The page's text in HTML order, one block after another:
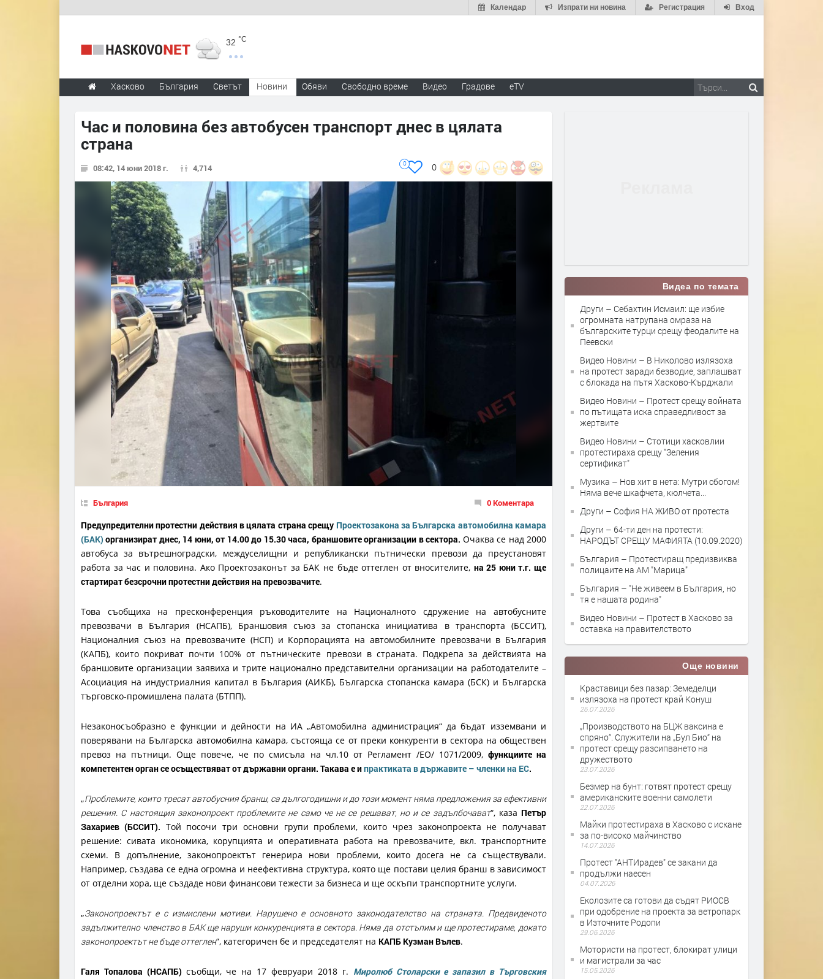
Вход
Регистрация
Изпрати ни новина
Календар
32 °C
Хасково България Светът Новини Обяви Свободно време Видео Градове eTV
Час и половина без автобусен транспорт днес в цялата
страна
08:42, 14 юни 2018 г. 4,714 0
0
България 0 Коментара
Предупредителни протестни действия в цялата страна срещу Проектозакона за Българска автомобилна камара
(БАК) организират днес, 14 юни, от 14.00 до 15.30 часа, браншовите организации в сектора. Очаква се над 2000
автобуса за вътрешноградски, междуселищни и републикански пътнически превози да преустановят
работа за час и половина. Ако Проектозаконът за БАК не бъде оттеглен от вносителите, на 25 юни т.г. ще
стартират безсрочни протестни действия на превозвачите.
Това съобщиха на пресконференция ръководителите на Националното сдружение на автобусните
превозвачи в България (НСАПБ), Браншовия съюз за стопанска инициатива в транспорта (БССИТ),
Националния съюз на превозвачите (НСП) и Корпорацията на автомобилните превозвачи в България
(КАПБ), които покриват почти 100% от пътническите превози в страната. Подкрепа за действията на
браншовите организации заявиха и трите национално представителни организации на работодателите –
Асоциация на индустриалния капитал в България (АИКБ), Българска стопанска камара (БСК) и Българска
търговско-промишлена палата (БТПП).
Незаконосъобразно е функции и дейности на ИА „Автомобилна администрация“ да бъдат изземвани и
поверявани на Българска автомобилна камара, състояща се от преки конкуренти в сектора на обществен
превоз на пътници. Още повече, че по смисъла на чл.10 от Регламент /ЕО/ 1071/2009, функциите на
компетентен орган се осъществяват от държавни органи. Такава е ипрактиката в държавите – членки на ЕС.
„Проблемите, които тресат автобусния бранш, са дългогодишни и до този момент няма предложения за ефективни
решения. С настоящия законопроект проблемите не само че не се решават, но и се задълбочават“, каза Петър
Захариев (БССИТ). Той посочи три основни групи проблеми, които чрез законопроекта не получават
решение: сивата икономика, корупцията и оперативната работа на превозвачите, вкл. транспортните
схеми. В допълнение, законопроектът генерира нови проблеми, които досега не са съществували.
Например, създава се една огромна и неефективна структура, която ще постави целия бранш в зависимост
от отделни хора, ще създаде нови финансови тежести за бизнеса и ще оскъпи транспортните услуги.
„Законопроектът е с измислени мотиви. Нарушено е основното законодателство на страната. Предвиденото
задължително членство в БАК ще наруши конкуренцията в сектора. Няма да отстъпим и ще протестираме, докато
законопроектът не бъде оттеглен“, категоричен бе и председателят на КАПБ Кузман Вълев.
Галя Топалова (НСАПБ) съобщи, че на 17 февруари 2018 г. Миролюб Столарски е запазил в Търговския
Видеа по темата
Други – Себахтин Исмаил: ще избие
огромната натрупана омраза на
българските турци срещу феодалите на
Пеевски
Видео Новини – В Николово излязоха
на протест заради безводие, заплашват
с блокада на пътя Хасково-Кърджали
Видео Новини – Протест срещу войната
по пътищата иска справедливост за
жертвите
Видео Новини – Стотици хасковлии
протестираха срещу "Зеления
сертификат"
Музика – Нов хит в нета: Мутри сбогом!
Няма вече шкафчета, кюлчета...
Други – София НА ЖИВО от протеста
Други – 64-ти ден на протести:
НАРОДЪТ СРЕЩУ МАФИЯТА (10.09.2020)
България – Протестиращ предизвиква
полицаите на АМ "Марица"
България – "Не живеем в България, но
тя е нашата родина"
Видео Новини – Протест в Хасково за
оставка на правителството
Още новини
Краставици без пазар: Земеделци
излязоха на протест край Конуш
26.07.2026
„Производството на БЦЖ ваксина е
спряно“. Служители на „Бул Био“ на
протест срещу разсипването на
дружеството
23.07.2026
Безмер на бунт: готвят протест срещу
американските военни самолети
22.07.2026
Майки протестираха в Хасково с искане
за по-високо майчинство
14.07.2026
Протест "АНТИрадев" се закани да
продължи наесен
04.07.2026
Еколозите са готови да съдят РИОСВ
при одобрение на проекта за ветропарк
в Източните Родопи
29.06.2026
Мотористи на протест, блокират улици
и магистрали за час
15.05.2026